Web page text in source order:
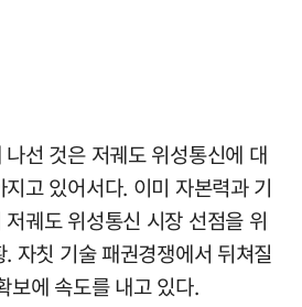
선 것은 저궤도 위성통신에 대
고 있어서다. 이미 자본력과 기
궤도 위성통신 시장 선점을 위
자칫 기술 패권경쟁에서 뒤쳐질
보에 속도를 내고 있다.